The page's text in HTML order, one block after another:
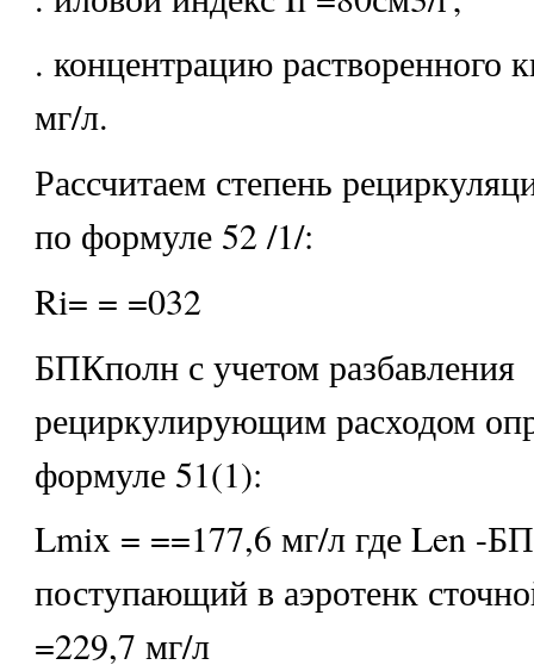
. концентрацию растворенного
мг/л.
Рассчитаем степень
по формуле 52 /1/:
Ri= = =032
БПКполн с учетом разбавления
рециркулирующим расходом
формуле 51(1):
Lmix = ==177,6 мг/л где Len -
поступающий в аэротенк
=229,7 мг/л